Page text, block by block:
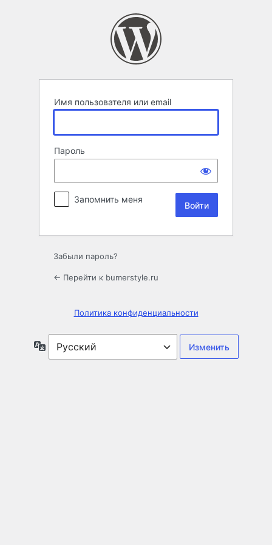
Имя пользователя или email
Пароль
Запомнить меня
Забыли пароль?
← Перейти к bumerstyle.ru
Политика конфиденциальности
Язык